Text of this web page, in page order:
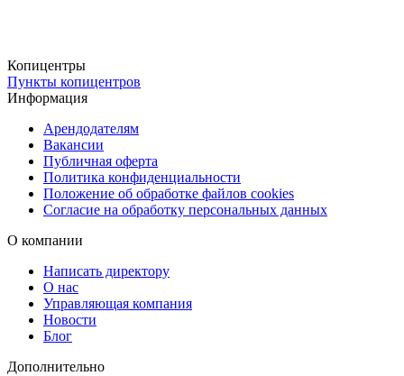
Удобная доставка
Готовую продукцию можно забрать бесплатно в наших пунктах
выдачи или заказать доставку через СДЭК (ПВЗ или курьером).
Для срочных заказов предусмотрена курьерская доставка в день
оформления, что обеспечивает максимальную оперативность и
удобство получения материалов.
Копицентры
Пункты копицентров
Информация
Арендодателям
Вакансии
Публичная оферта
Политика конфиденциальности
Положение об обработке файлов cookies
Согласие на обработку персональных данных
О компании
Написать директору
О нас
Управляющая компания
Новости
Блог
Дополнительно